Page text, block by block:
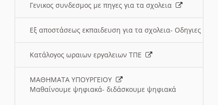
Γενικος συνδεσμος με πηγες για τα σχολεια
Εξ αποστάσεως εκπαιδευση για τα σχολεια- Οδηγιες
Κατάλογος ωραιων εργαλειων ΤΠΕ
ΜΑΘΗΜΑΤΑ ΥΠΟΥΡΓΕΙΟΥ
Μαθαίνουμε ψηφιακά- διδάσκουμε ψηφιακά